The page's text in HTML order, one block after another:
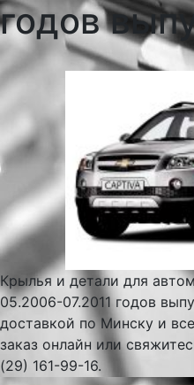
годов
Крылья и детали для
05.2006-07.2011 годов
доставкой по Минску и
заказ онлайн или
(29) 161-99-16.